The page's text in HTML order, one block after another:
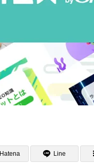
Hatena Line